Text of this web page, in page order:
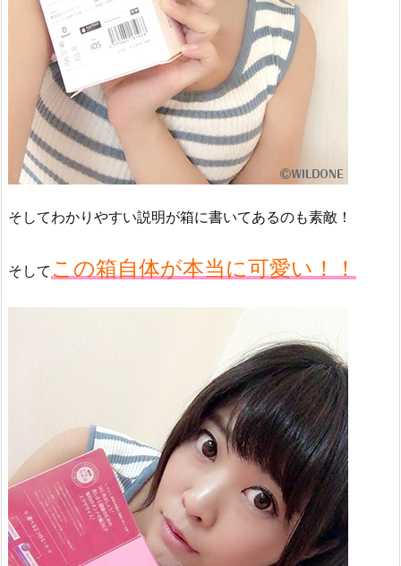
そしてわかりやすい説明が箱に書いてあるのも素敵！
そして この箱自体が本当に可愛い！！